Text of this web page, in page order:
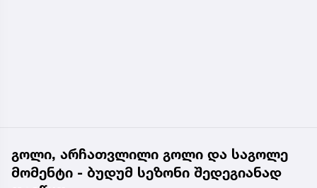
გოლი, არჩათვლილი გოლი და საგოლე
მომენტი - ბუდუმ სეზონი შედეგიანად